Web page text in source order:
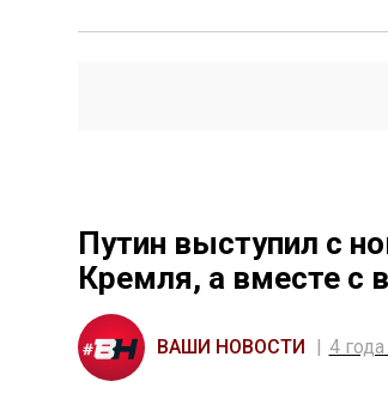
Путин выступил с
Кремля, а вместе с
ВАШИ НОВОСТИ 4